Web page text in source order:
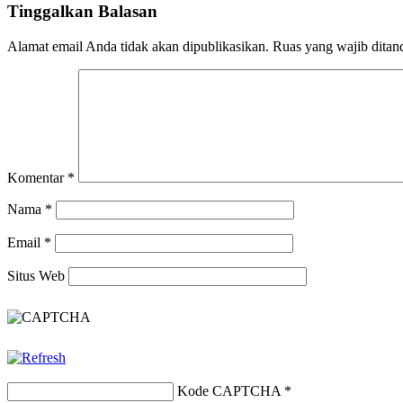
Tinggalkan Balasan
Alamat email Anda tidak akan dipublikasikan. Ruas yang wajib
Komentar *
Nama *
Email *
Situs Web
Kode CAPTCHA *